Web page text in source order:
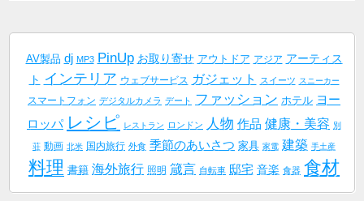
AV製品 dj MP3 PinUp お取り寄せ アウトドア アジア アーティス
ト インテリア ウェブサービス ガジェット スイーツ スニーカー
スマートフォン デジタルカメラ デート ファッション ホテル ヨー
ロッパ レシピ レストラン ロンドン 人物 作品 健康・美容 別
荘 動画 北米 国内旅行 外食 季節のあいさつ 家具 家電 建築 手土産
料理 書籍 海外旅行 照明 箴言 自転車 邸宅 音楽 食器 食材